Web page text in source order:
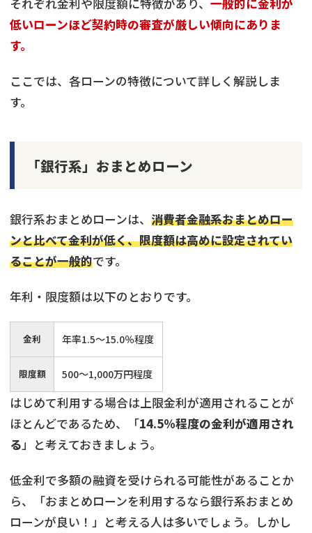
それぞれ金利や限度額に特徴があり、 一般的に金利が
低いローンほど契約時の審査が厳しい傾向にありま
す。
ここでは、各ローンの特徴について詳しく解説しま
す。
「銀行系」おまとめローン
銀行系おまとめローンは、 消費者金融系おまとめロー
ンと比べて金利が低く、限度額は高めに設定されてい
ることが一般的です。
年利・限度額は以下のとおりです。
金利 年率1.5〜15.0％程度
限度額 500〜1,000万円程度
はじめて利用する場合は上限金利が適用されることが
ほとんどであるため、「14.5％程度の金利が適用され
る」と考えておきましょう。
低金利で多額の融資を受けられる可能性があることか
ら、「おまとめローンを利用するなら銀行系おまとめ
ローンが良い！」と考える人は多いでしょう。しかし